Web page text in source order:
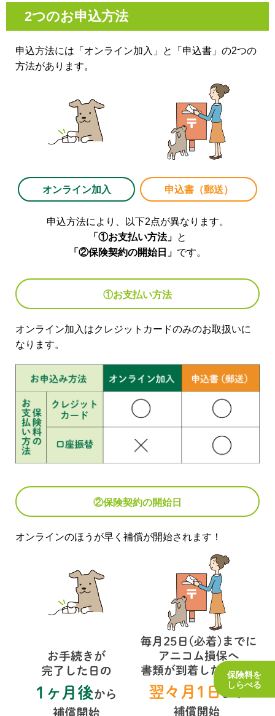
保険料を
しらべる
2つのお申込方法
申込方法には「オンライン加入」と「申込書」の2つの
方法があります。
オンライン加入 申込書（郵送）
申込方法により、以下2点が異なります。
「①お支払い方法」 と
「②保険契約の開始日」 です。
①お支払い方法
オンライン加入はクレジットカードのみのお取扱いに
なります。
②保険契約の開始日
オンラインのほうが早く補償が開始されます！